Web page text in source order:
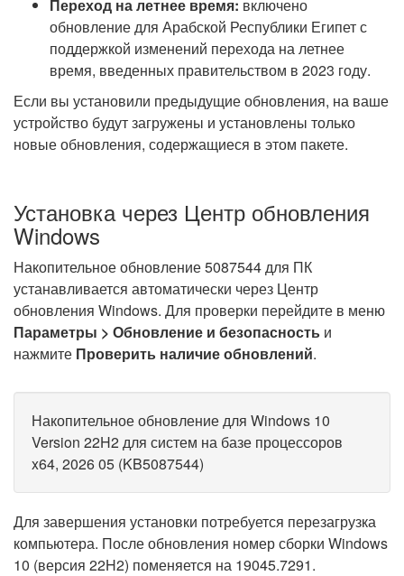
Переход на летнее время: включено
обновление для Арабской Республики Египет с
поддержкой изменений перехода на летнее
время, введенных правительством в 2023 году.
Если вы установили предыдущие обновления, на ваше
устройство будут загружены и установлены только
новые обновления, содержащиеся в этом пакете.
Установка через Центр обновления
Windows
Накопительное обновление 5087544 для ПК
устанавливается автоматически через Центр
обновления Windows. Для проверки перейдите в меню
Параметры > Обновление и безопасность и
нажмите Проверить наличие обновлений.
Накопительное обновление для Windows 10
Version 22H2 для систем на базе процессоров
x64, 2026 05 (KB5087544)
Для завершения установки потребуется перезагрузка
компьютера. После обновления номер сборки Windows
10 (версия 22H2) поменяется на 19045.7291.